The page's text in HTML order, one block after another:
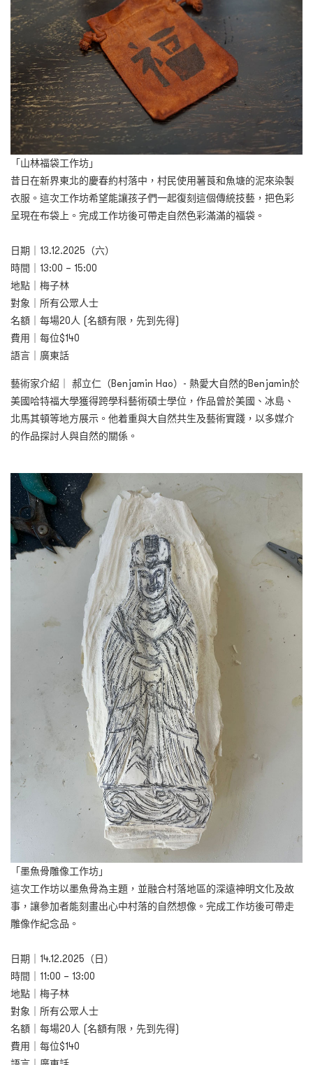
「山林福袋工作坊」
昔日在新界東北的慶春約村落中，村民使用薯莨和魚塘的泥來染製
衣服。這次工作坊希望能讓孩子們一起復刻這個傳統技藝，把色彩
呈現在布袋上。完成工作坊後可帶走自然色彩滿滿的福袋。
日期｜13.12.2025（六）
時間｜13:00 – 15:00
地點｜梅子林
對象｜所有公眾人士
名額｜每場20人 (名額有限，先到先得)
費用｜每位$140
語言｜廣東話
藝術家介紹｜ 郝立仁（Benjamin Hao）- 熱愛大自然的Benjamin於
美國哈特福大學獲得跨學科藝術碩士學位，作品曾於美國、冰島、
北馬其頓等地方展示。他着重與大自然共生及藝術實踐，以多媒介
的作品探討人與自然的關係。
「墨魚骨雕像工作坊」
這次工作坊以墨魚骨為主題，並融合村落地區的深遠神明文化及故
事，讓參加者能刻畫出心中村落的自然想像。完成工作坊後可帶走
雕像作紀念品。
日期｜14.12.2025（日）
時間｜11:00 – 13:00
地點｜梅子林
對象｜所有公眾人士
名額｜每場20人 (名額有限，先到先得)
費用｜每位$140